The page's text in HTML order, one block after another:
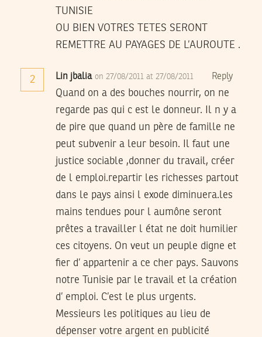
TUNISIE
OU BIEN VOTRES TETES SERONT
REMETTRE AU PAYAGES DE L’AUROUTE .
2 Lin jbalia on 27/08/2011 at 27/08/2011 Reply
Quand on a des bouches nourrir, on ne
regarde pas qui c est le donneur. Il n y a
de pire que quand un père de famille ne
peut subvenir a leur besoin. Il faut une
justice sociable ,donner du travail, créer
de l emploi.repartir les richesses partout
dans le pays ainsi l exode diminuera.les
mains tendues pour l aumône seront
prêtes a travailler l état ne doit humilier
ces citoyens. On veut un peuple digne et
fier d’ appartenir a ce cher pays. Sauvons
notre Tunisie par le travail et la création
d’ emploi. C’est le plus urgents.
Messieurs les politiques au lieu de
dépenser votre argent en publicité